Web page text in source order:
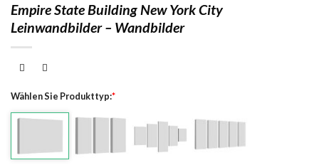
Empire State Building New York City
Leinwandbilder – Wandbilder
Wählen Sie Produkttyp:*